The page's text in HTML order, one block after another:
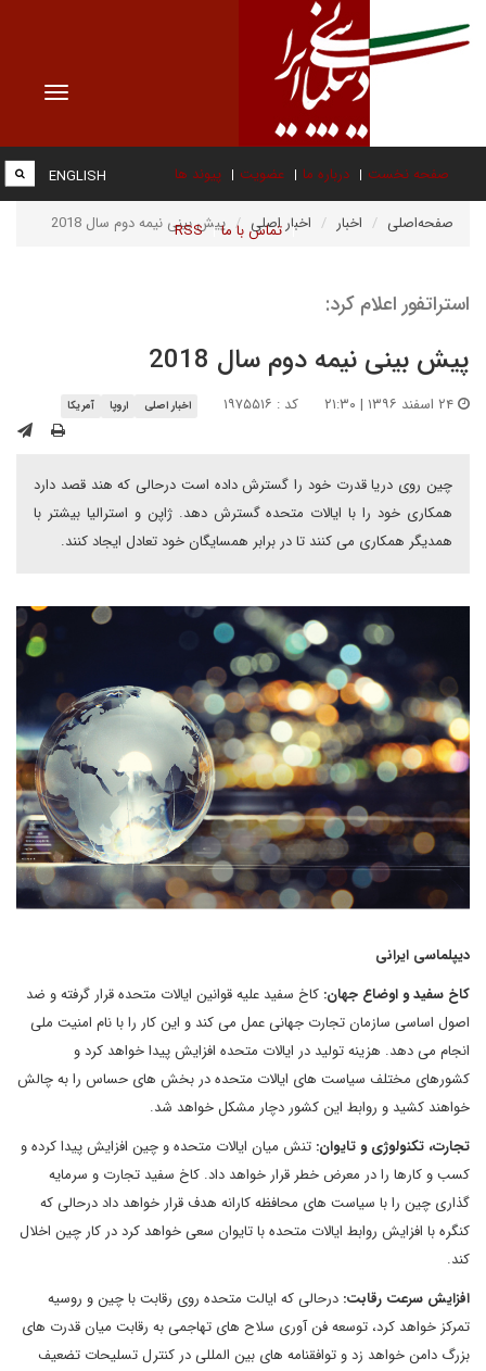
Toggle
صفحه نخست درباره ما عضویت پیوند ها
تماس با ما RSS
ENGLISH
صفحه‌اصلی اخبار اخبار اصلی پیش بینی نیمه دوم سال 2018
استراتفور اعلام کرد:
پیش بینی نیمه دوم سال 2018
کد : ۱۹۷۵۵۱۶ اخبار اصلی اروپا آمریکا
چین روی دریا قدرت خود را گسترش داده است درحالی که هند قصد دارد
همکاری خود را با ایالات متحده گسترش دهد. ژاپن و استرالیا بیشتر با
همدیگر همکاری می کنند تا در برابر همسایگان خود تعادل ایجاد کنند.
دیپلماسی ایرانی
کاخ سفید و اوضاع جهان: کاخ سفید علیه قوانین ایالات متحده قرار گرفته و ضد
اصول اساسی سازمان تجارت جهانی عمل می کند و این کار را با نام امنیت ملی
انجام می دهد. هزینه تولید در ایالات متحده افزایش پیدا خواهد کرد و
کشورهای مختلف سیاست های ایالات متحده در بخش های حساس را به چالش
خواهند کشید و روابط این کشور دچار مشکل خواهد شد.
تجارت، تکنولوژی و تایوان: تنش میان ایالات متحده و چین افزایش پیدا کرده و
کسب و کارها را در معرض خطر قرار خواهد داد. کاخ سفید تجارت و سرمایه
گذاری چین را با سیاست های محافظه کارانه هدف قرار خواهد داد درحالی که
کنگره با افزایش روابط ایالات متحده با تایوان سعی خواهد کرد در کار چین اخلال
کند.
افزایش سرعت رقابت: درحالی که ایالت متحده روی رقابت با چین و روسیه
تمرکز خواهد کرد، توسعه فن آوری سلاح های تهاجمی به رقابت میان قدرت های
بزرگ دامن خواهد زد و توافقنامه های بین المللی در کنترل تسلیحات تضعیف